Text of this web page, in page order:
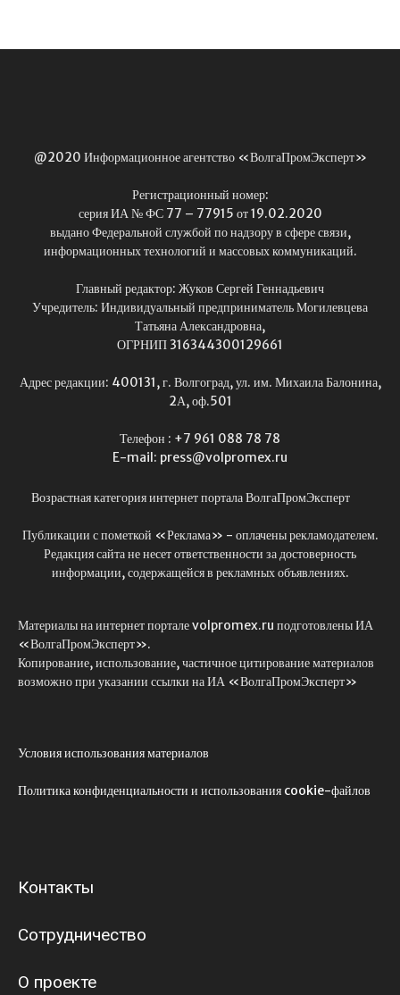
@2020 Информационное агентство «ВолгаПромЭксперт»
Регистрационный номер:
серия ИА № ФС 77 – 77915 от 19.02.2020
выдано Федеральной службой по надзору в сфере связи,
информационных технологий и массовых коммуникаций.
Главный редактор: Жуков Сергей Геннадьевич
Учредитель: Индивидуальный предприниматель Могилевцева
Татьяна Александровна,
ОГРНИП 316344300129661
Адрес редакции: 400131, г. Волгоград, ул. им. Михаила Балонина,
2А, оф.501
Телефон : +7 961 088 78 78
E-mail: press@volpromex.ru
Возрастная категория интернет портала ВолгаПромЭксперт
Публикации с пометкой «Реклама» - оплачены рекламодателем.
Редакция сайта не несет ответственности за достоверность
информации, содержащейся в рекламных объявлениях.
Материалы на интернет портале volpromex.ru подготовлены ИА
«ВолгаПромЭксперт».
Копирование, использование, частичное цитирование материалов
возможно при указании ссылки на ИА «ВолгаПромЭксперт»
Условия использования материалов
Политика конфиденциальности и использования cookie-файлов
Контакты
Сотрудничество
О проекте